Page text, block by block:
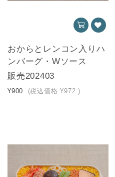
おからとレンコン入りハ
ンバーグ・Wソース
販売202403
¥900 (税込価格 ¥972 )